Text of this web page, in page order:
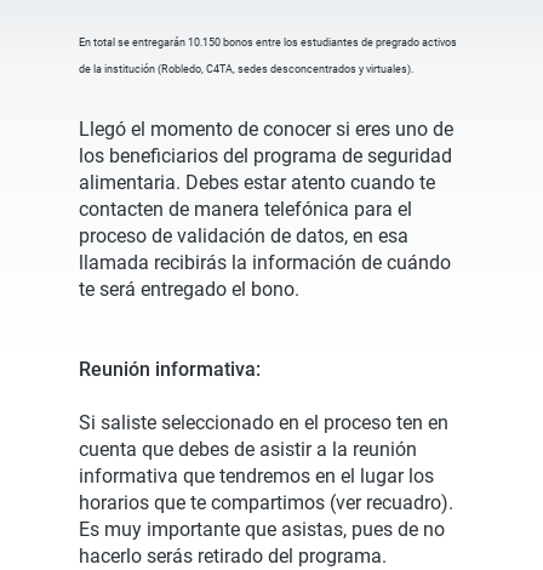
En total se entregarán 10.150 bonos entre los estudiantes de pregrado activos
de la institución (Robledo, C4TA, sedes desconcentrados y virtuales).
Llegó el momento de conocer si eres uno de
los beneficiarios del programa de seguridad
alimentaria. Debes estar atento cuando te
contacten de manera telefónica para el
proceso de validación de datos, en esa
llamada recibirás la información de cuándo
te será entregado el bono.
Reunión informativa:
Si saliste seleccionado en el proceso ten en
cuenta que debes de asistir a la reunión
informativa que tendremos en el lugar los
horarios que te compartimos (ver recuadro).
Es muy importante que asistas, pues de no
hacerlo serás retirado del programa.